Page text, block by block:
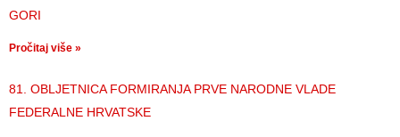
GORI
Pročitaj više »
81. OBLJETNICA FORMIRANJA PRVE NARODNE VLADE
FEDERALNE HRVATSKE